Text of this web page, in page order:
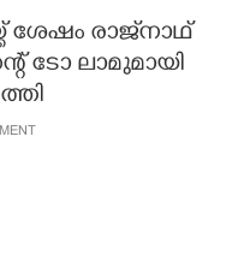
ശേഷം രാജ്‌നാഥ്
ടോ ലാമുമായി